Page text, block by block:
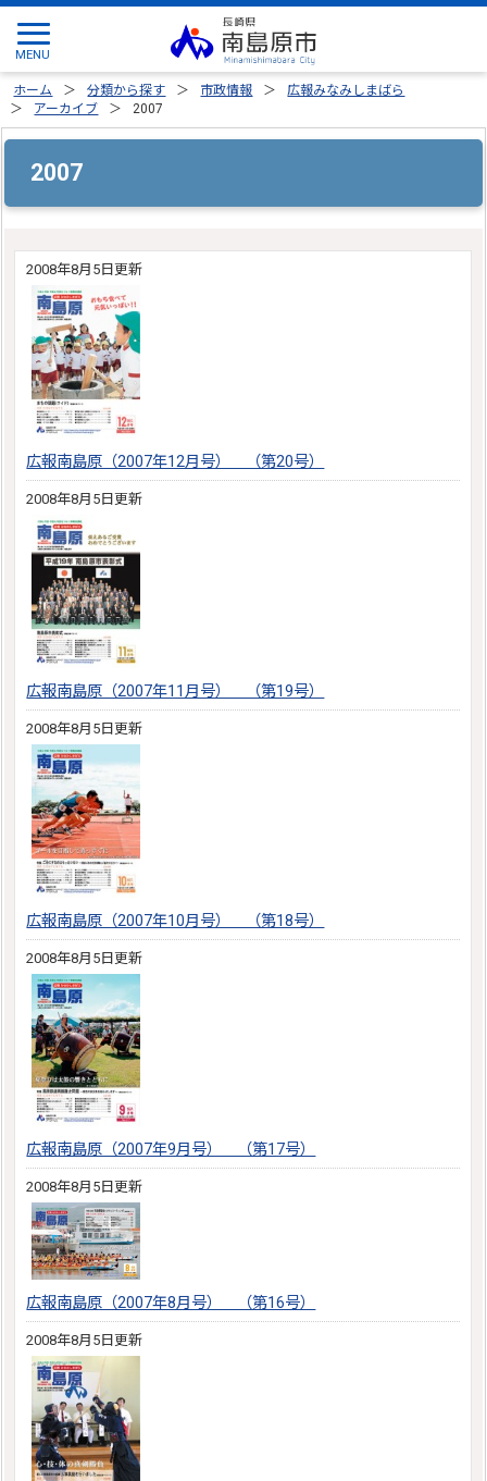
ホーム 分類から探す 市政情報
広報みなみしまばら
アーカイブ
2007
2007
2008年8月5日更新
広報南島原（2007年12月号） （第20号）
2008年8月5日更新
広報南島原（2007年11月号） （第19号）
2008年8月5日更新
広報南島原（2007年10月号） （第18号）
2008年8月5日更新
広報南島原（2007年9月号） （第17号）
2008年8月5日更新
広報南島原（2007年8月号） （第16号）
2008年8月5日更新